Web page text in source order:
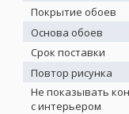
Покрытие обоев
Основа обоев
Срок поставки
Повтор рисунка
Не показывать
с интерьером